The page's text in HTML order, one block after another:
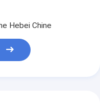
Hebei Chine